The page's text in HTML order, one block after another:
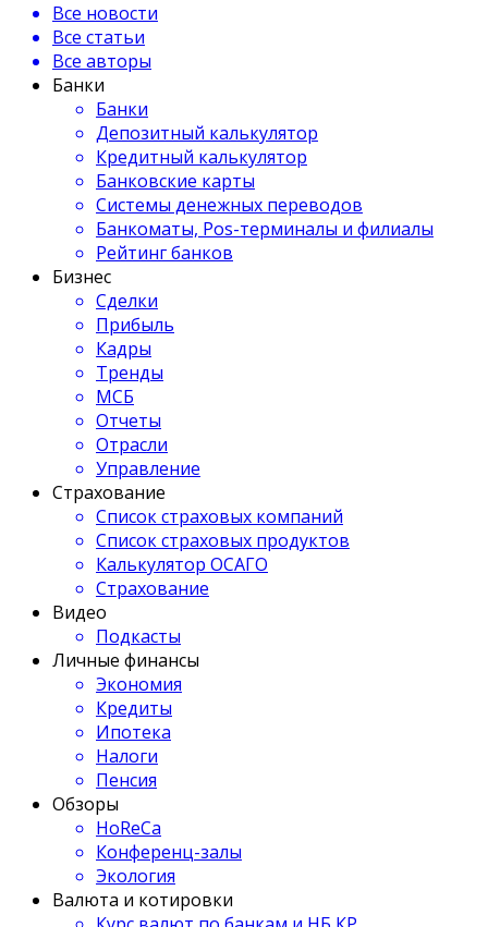
Все новости
Все статьи
Все авторы
Банки
Банки
Депозитный калькулятор
Кредитный калькулятор
Банковские карты
Системы денежных переводов
Банкоматы, Pos-терминалы и филиалы
Рейтинг банков
Бизнес
Сделки
Прибыль
Кадры
Тренды
МСБ
Отчеты
Отрасли
Управление
Страхование
Список страховых компаний
Список страховых продуктов
Калькулятор ОСАГО
Страхование
Видео
Подкасты
Личные финансы
Экономия
Кредиты
Ипотека
Налоги
Пенсия
Обзоры
HoReCa
Конференц-залы
Экология
Валюта и котировки